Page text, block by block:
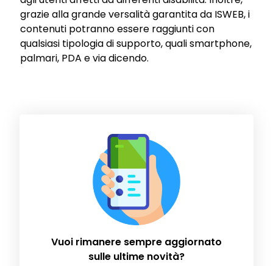
grazie alla grande versalità garantita da ISWEB, i
contenuti potranno essere raggiunti con
qualsiasi tipologia di supporto, quali smartphone,
palmari, PDA e via dicendo.
Vuoi rimanere sempre aggiornato
sulle ultime novità?